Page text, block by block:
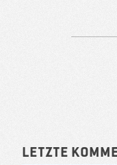
Sidebar
Letzte